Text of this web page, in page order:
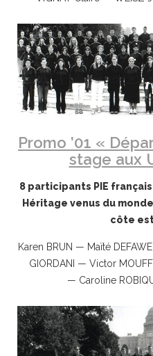
Promo ’01 «
stage aux
8 participants PIE
Héritage venus du
côte est
Karen BRUN — Maïté
GIORDANI — Victor
— Caroline